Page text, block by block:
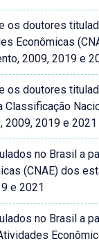
doutores
Econômicas
2009, 2019 e
doutores
2009, 2019 e 2021
no Brasil a
(CNAE) dos
e 2021
no Brasil a